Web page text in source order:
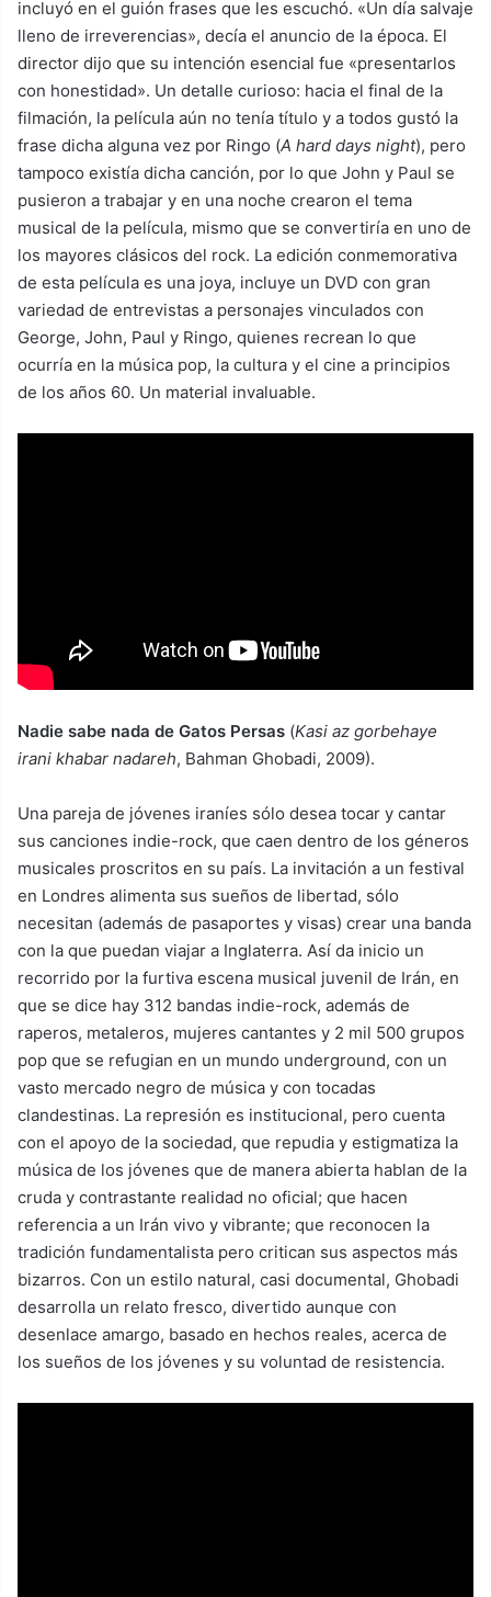
incluyó en el guión frases que les escuchó. «Un día salvaje
lleno de irreverencias», decía el anuncio de la época. El
director dijo que su intención esencial fue «presentarlos
con honestidad». Un detalle curioso: hacia el final de la
filmación, la película aún no tenía título y a todos gustó la
frase dicha alguna vez por Ringo (A hard days night), pero
tampoco existía dicha canción, por lo que John y Paul se
pusieron a trabajar y en una noche crearon el tema
musical de la película, mismo que se convertiría en uno de
los mayores clásicos del rock. La edición conmemorativa
de esta película es una joya, incluye un DVD con gran
variedad de entrevistas a personajes vinculados con
George, John, Paul y Ringo, quienes recrean lo que
ocurría en la música pop, la cultura y el cine a principios
de los años 60. Un material invaluable.
Nadie sabe nada de Gatos Persas (Kasi az gorbehaye
irani khabar nadareh, Bahman Ghobadi, 2009).
Una pareja de jóvenes iraníes sólo desea tocar y cantar
sus canciones indie-rock, que caen dentro de los géneros
musicales proscritos en su país. La invitación a un festival
en Londres alimenta sus sueños de libertad, sólo
necesitan (además de pasaportes y visas) crear una banda
con la que puedan viajar a Inglaterra. Así da inicio un
recorrido por la furtiva escena musical juvenil de Irán, en
que se dice hay 312 bandas indie-rock, además de
raperos, metaleros, mujeres cantantes y 2 mil 500 grupos
pop que se refugian en un mundo underground, con un
vasto mercado negro de música y con tocadas
clandestinas. La represión es institucional, pero cuenta
con el apoyo de la sociedad, que repudia y estigmatiza la
música de los jóvenes que de manera abierta hablan de la
cruda y contrastante realidad no oficial; que hacen
referencia a un Irán vivo y vibrante; que reconocen la
tradición fundamentalista pero critican sus aspectos más
bizarros. Con un estilo natural, casi documental, Ghobadi
desarrolla un relato fresco, divertido aunque con
desenlace amargo, basado en hechos reales, acerca de
los sueños de los jóvenes y su voluntad de resistencia.